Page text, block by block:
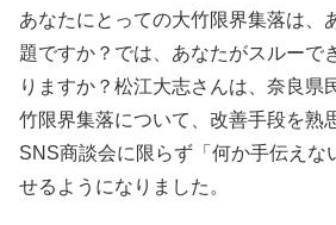
あなたにとっての大竹限界集落は、
題ですか？では、あなたがスルーで
りますか？松江大志さんは、奈良県
竹限界集落について、改善手段を熟
SNS商談会に限らず「何か手伝えな
せるようになりました。